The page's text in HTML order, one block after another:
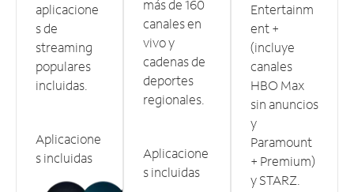
aplicacione
s de
streaming
populares
incluidas.
Aplicacione
s incluidas
más de 160
canales en
vivo y
cadenas de
deportes
regionales.
Aplicacione
s incluidas
Entertainm
ent +
(incluye
canales
HBO Max
sin anuncios
y
Paramount
+ Premium)
y STARZ.